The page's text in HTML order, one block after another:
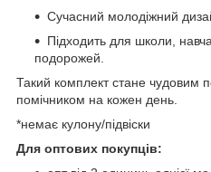
Сучасний молодіжний
Підходить для школи,
подорожей.
Такий комплект стане чудовим
помічником на кожен день.
*немає кулону/підвіски
Для оптових покупців: